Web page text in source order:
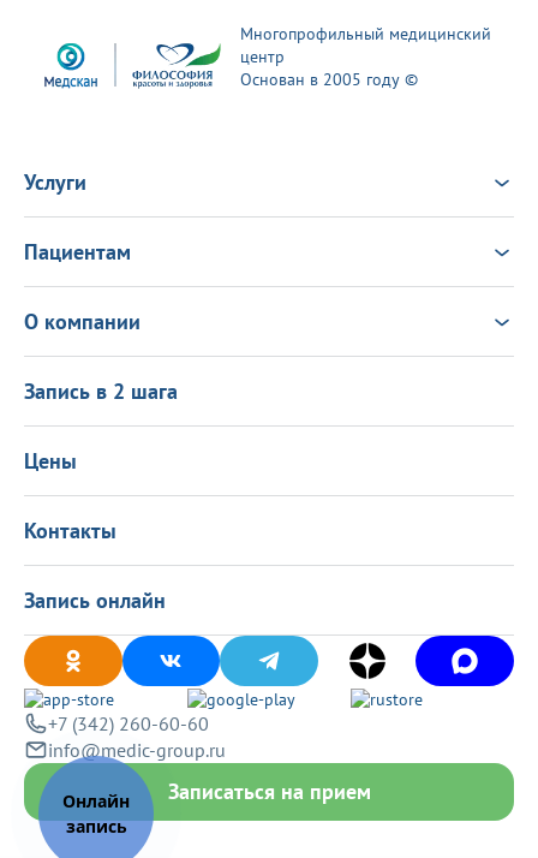
Многопрофильный медицинский
центр
Основан в 2005 году ©
Услуги
Врачи
Консультация Онлайн
Выезд врача на дом
Пациентам
Новости
Политика в области качества
Подарочные сертификаты
Программа лояльности
О компании
Информация для пациентов
Лицензиии
Вакансии
Политика конфиденциальности
Запись в 2 шага
Цены
Контакты
Запись онлайн
+7 (342) 260-60-60
info@medic-group.ru
Записаться на прием